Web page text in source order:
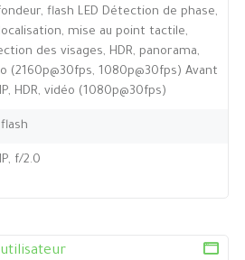
flash LED Détection de phase,
mise au point tactile,
des visages, HDR, panorama,
(2160p@30fps, 1080p@30fps) Avant
HDR, vidéo (1080p@30fps)
flash
f/2.0